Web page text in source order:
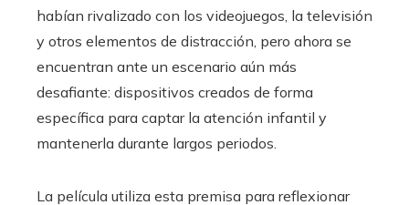
habían rivalizado con los videojuegos, la televisión
y otros elementos de distracción, pero ahora se
encuentran ante un escenario aún más
desafiante: dispositivos creados de forma
específica para captar la atención infantil y
mantenerla durante largos periodos.
La película utiliza esta premisa para reflexionar